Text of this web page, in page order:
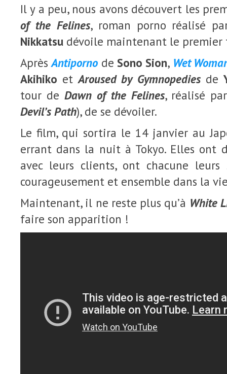
Il y a peu, nous avons découvert les
of the Felines, roman porno réalisé
Nikkatsu dévoile maintenant le
AprèsAntiporno deSono Sion, Wet
Akihiko etAroused by Gymnopedies de
tour de Dawn of the Felines, réalisé
Devil’s Path), de se dévoiler.
Le film, qui sortira le 14 janvier au
errant dans la nuit à Tokyo. Elles ont
avec leurs clients, ont chacune leurs
courageusement et ensemble dans la
Maintenant, il ne reste plus qu’à White
faire son apparition !